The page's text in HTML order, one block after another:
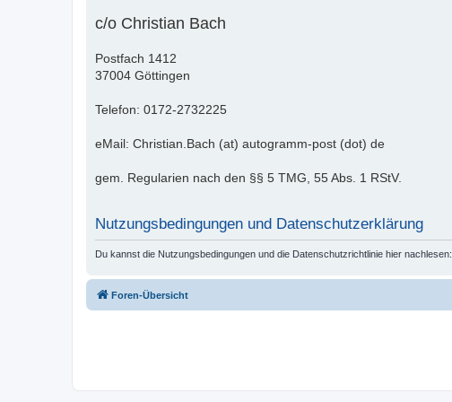
c/o Christian Bach
Postfach 1412
37004 Göttingen
Telefon: 0172-2732225
eMail: Christian.Bach (at) autogramm-post (dot) de
gem. Regularien nach den §§ 5 TMG, 55 Abs. 1 RStV.
Nutzungsbedingungen und Datenschutzerklärung
Du kannst die Nutzungsbedingungen und die Datenschutzrichtlinie hier nachlesen:
Foren-Übersicht